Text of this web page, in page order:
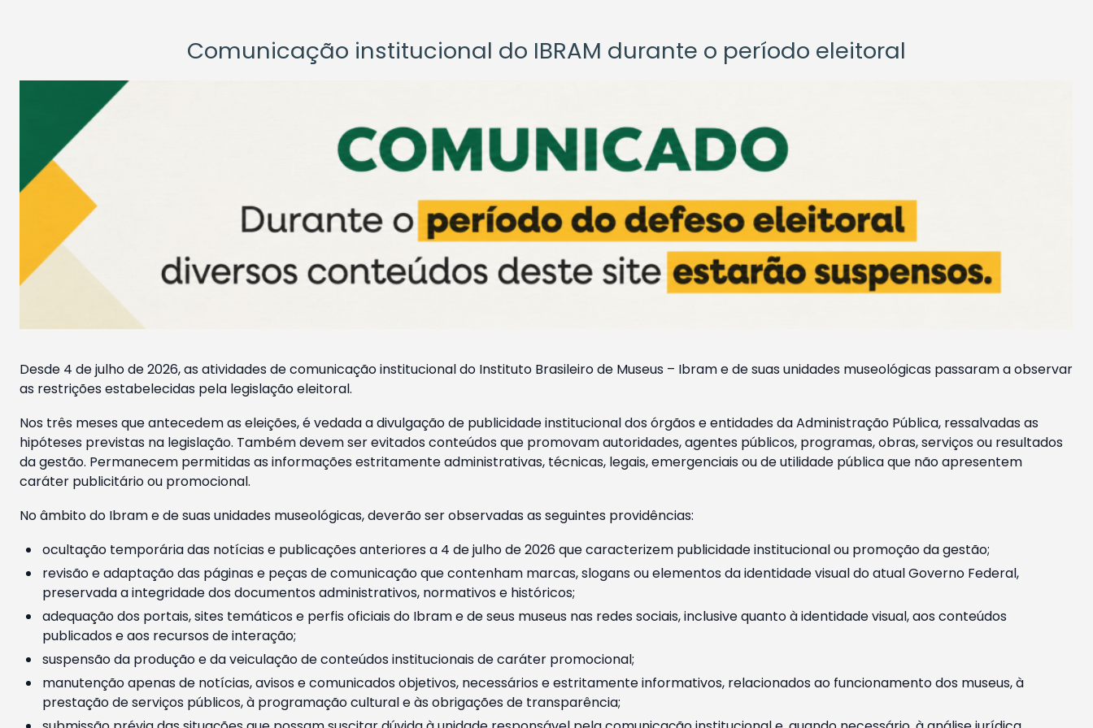
Comunicação institucional do IBRAM durante o período eleitoral
Desde 4 de julho de 2026, as atividades de comunicação institucional do Instituto Brasileiro de Museus – Ibram e de suas unidades museológicas passaram a observar
as restrições estabelecidas pela legislação eleitoral.
Nos três meses que antecedem as eleições, é vedada a divulgação de publicidade institucional dos órgãos e entidades da Administração Pública, ressalvadas as
hipóteses previstas na legislação. Também devem ser evitados conteúdos que promovam autoridades, agentes públicos, programas, obras, serviços ou resultados
da gestão. Permanecem permitidas as informações estritamente administrativas, técnicas, legais, emergenciais ou de utilidade pública que não apresentem
caráter publicitário ou promocional.
No âmbito do Ibram e de suas unidades museológicas, deverão ser observadas as seguintes providências:
ocultação temporária das notícias e publicações anteriores a 4 de julho de 2026 que caracterizem publicidade institucional ou promoção da gestão;
revisão e adaptação das páginas e peças de comunicação que contenham marcas, slogans ou elementos da identidade visual do atual Governo Federal,
preservada a integridade dos documentos administrativos, normativos e históricos;
adequação dos portais, sites temáticos e perfis oficiais do Ibram e de seus museus nas redes sociais, inclusive quanto à identidade visual, aos conteúdos
publicados e aos recursos de interação;
suspensão da produção e da veiculação de conteúdos institucionais de caráter promocional;
manutenção apenas de notícias, avisos e comunicados objetivos, necessários e estritamente informativos, relacionados ao funcionamento dos museus, à
prestação de serviços públicos, à programação cultural e às obrigações de transparência;